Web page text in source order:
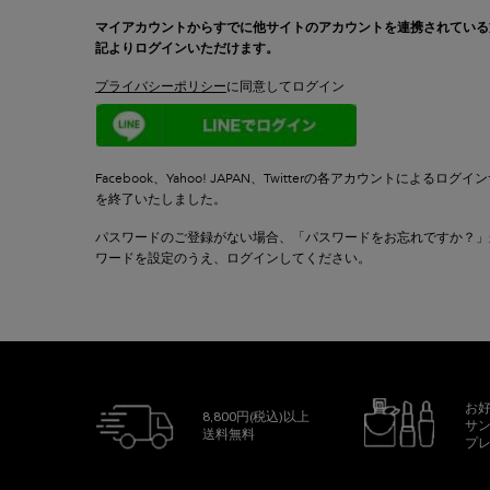
マイアカウントからすでに他サイトのアカウントを連携されてい
記よりログインいただけます。
プライバシーポリシーに同意してログイン
LINE
Facebook、Yahoo! JAPAN、Twitterの各アカウントによるログイ
を終了いたしました。
パスワードのご登録がない場合、「パスワードをお忘れですか？
ワードを設定のうえ、ログインしてください。
8,800円(税込)以上
送料無料
お
サ
プ